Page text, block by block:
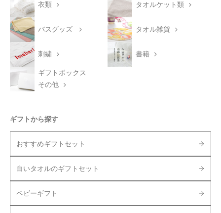
衣類 タオルケット類
バスグッズ タオル雑貨
刺繍 書籍
ギフトボックス
その他
ギフトから探す
おすすめギフトセット
白いタオルのギフトセット
ベビーギフト